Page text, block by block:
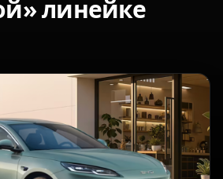
линейке